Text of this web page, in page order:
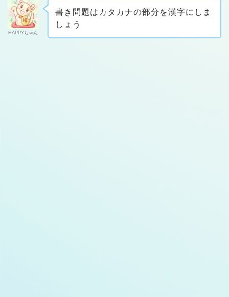
HAPPYちゃん
書き問題はカタカナの部分を漢字にしま
しょう